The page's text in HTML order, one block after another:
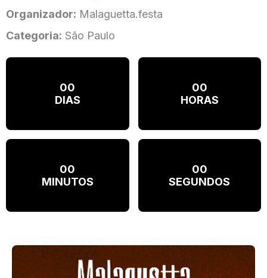
Organizador: Malaguetta.festa
Categoria: São Paulo
00
DIAS
00
HORAS
00
MINUTOS
00
SEGUNDOS